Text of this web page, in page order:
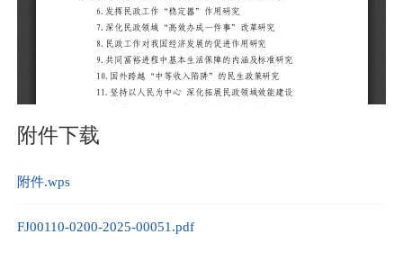
附件下载
附件.wps
FJ00110-0200-2025-00051.pdf